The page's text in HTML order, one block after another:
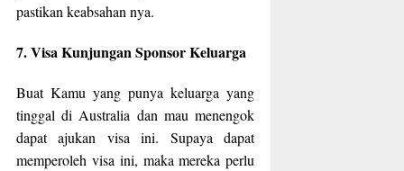
pastikan keabsahan nya.
7. Visa Kunjungan Sponsor Keluarga
Buat Kamu yang punya keluarga yang
tinggal di Australia dan mau menengok
dapat ajukan visa ini. Supaya dapat
memperoleh visa ini, maka mereka perlu